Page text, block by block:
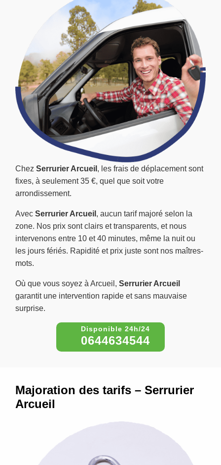
Chez Serrurier Arcueil , les frais de déplacement sont
fixes, à seulement 35 €, quel que soit votre
arrondissement.
Avec Serrurier Arcueil , aucun tarif majoré selon la
zone. Nos prix sont clairs et transparents, et nous
intervenons entre 10 et 40 minutes, même la nuit ou
les jours fériés. Rapidité et prix juste sont nos maîtres-
mots.
Où que vous soyez à Arcueil, Serrurier Arcueil
garantit une intervention rapide et sans mauvaise
surprise.
0644634544
Majoration des tarifs – Serrurier
Arcueil